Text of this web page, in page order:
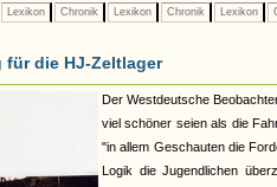
Lexikon Chronik Lexikon Chronik Lexikon
für die HJ-Zeltlager
Der Westdeutsche
viel schöner seien als die
"in allem Geschauten die
Logik die Jugendlichen